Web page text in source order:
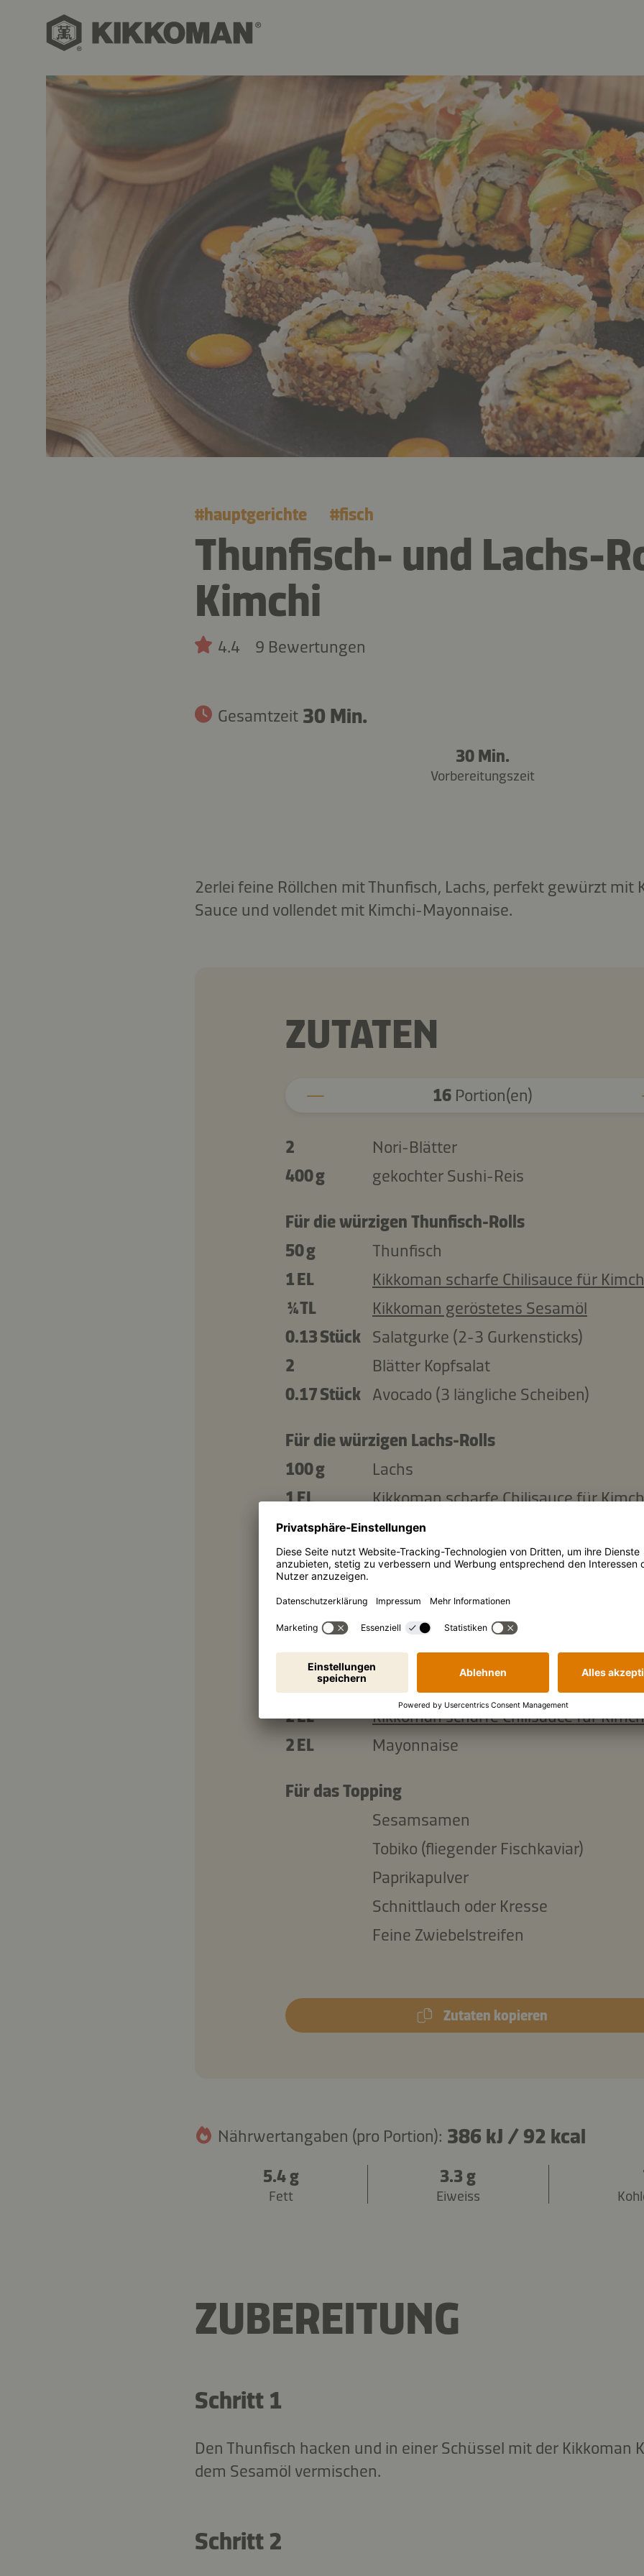
#hauptgerichte #fisch
Thunfisch- und Lachs-
Kimchi
4.4 9 Bewertungen
Gesamtzeit 30 Min.
30 Min.
Vorbereitungszeit
2erlei feine Röllchen mit Thunfisch, Lachs, perfekt gewürzt mit
Sauce und vollendet mit Kimchi-Mayonnaise.
ZUTATEN
16 Portion(en)
2
Nori-Blätter
400 g
gekochter Sushi-Reis
Für die würzigen Thunfisch-Rolls
50 g
Thunfisch
1 EL
Kikkoman scharfe Chilisauce für
¼ TL
Kikkoman geröstetes Sesamöl
0.13 Stück Salatgurke (2-3 Gurkensticks)
2
Blätter Kopfsalat
0.17 Stück Avocado (3 längliche Scheiben)
Für die würzigen Lachs-Rolls
100 g
Lachs
1 EL
Kikkoman scharfe Chilisauce für
¼ TL
Kikkoman geröstetes Sesamöl
0.13 Stück Salatgurke (2-3 Gurkensticks)
2
gelbe Peperoni (4 Peperonisticks)
¼ Stück
Avocado (7-8 dünne Scheiben)
Für die Kimchi Mayonnaise (1:1 mischen)
2 EL
Kikkoman scharfe Chilisauce für
2 EL
Mayonnaise
Für das Topping
Sesamsamen
Tobiko (fliegender Fischkaviar)
Paprikapulver
Schnittlauch oder Kresse
Feine Zwiebelstreifen
Zutaten kopieren
Nährwertangaben (pro Portion): 386 kJ / 92 kcal
5.4 g
Fett
3.3 g
Eiweiss
ZUBEREITUNG
Schritt 1
Den Thunfisch hacken und in einer Schüssel mit der Kikkoman
dem Sesamöl vermischen.
Schritt 2